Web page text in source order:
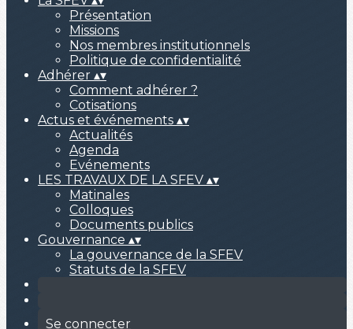
Présentation
Missions
Nos membres institutionnels
Politique de confidentialité
Adhérer ▴▾
Comment adhérer ?
Cotisations
Actus et événements ▴▾
Actualités
Agenda
Evénements
LES TRAVAUX DE LA SFEV ▴▾
Matinales
Colloques
Documents publics
Gouvernance ▴▾
La gouvernance de la SFEV
Statuts de la SFEV
Se connecter